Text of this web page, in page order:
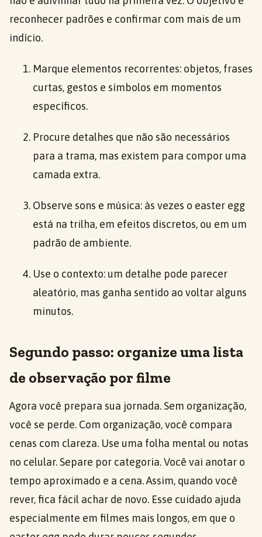
reconhecer padrões e confirmar com mais de um
indício.
Marque elementos recorrentes: objetos, frases
curtas, gestos e símbolos em momentos
específicos.
Procure detalhes que não são necessários
para a trama, mas existem para compor uma
camada extra.
Observe sons e música: às vezes o easter egg
está na trilha, em efeitos discretos, ou em um
padrão de ambiente.
Use o contexto: um detalhe pode parecer
aleatório, mas ganha sentido ao voltar alguns
minutos.
Segundo passo: organize uma lista
de observação por filme
Agora você prepara sua jornada. Sem organização,
você se perde. Com organização, você compara
cenas com clareza. Use uma folha mental ou notas
no celular. Separe por categoria. Você vai anotar o
tempo aproximado e a cena. Assim, quando você
rever, fica fácil achar de novo. Esse cuidado ajuda
especialmente em filmes mais longos, em que o